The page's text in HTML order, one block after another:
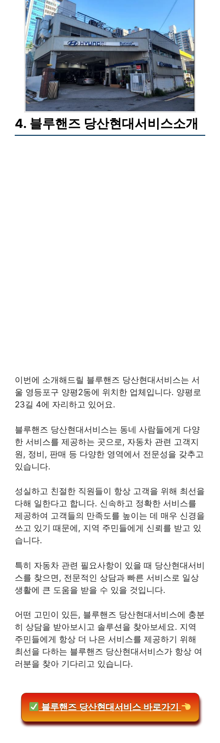
4. 블루핸즈 당산현대서비스소개
이번에 소개해드릴 블루핸즈 당산현대서비스는 서
울 영등포구 양평2동에 위치한 업체입니다. 양평로
23길 4에 자리하고 있어요.
블루핸즈 당산현대서비스는 동네 사람들에게 다양
한 서비스를 제공하는 곳으로, 자동차 관련 고객지
원, 정비, 판매 등 다양한 영역에서 전문성을 갖추고
있습니다.
성실하고 친절한 직원들이 항상 고객을 위해 최선을
다해 일한다고 합니다. 신속하고 정확한 서비스를
제공하여 고객들의 만족도를 높이는 데 매우 신경을
쓰고 있기 때문에, 지역 주민들에게 신뢰를 받고 있
습니다.
특히 자동차 관련 필요사항이 있을 때 당산현대서비
스를 찾으면, 전문적인 상담과 빠른 서비스로 일상
생활에 큰 도움을 받을 수 있을 것입니다.
어떤 고민이 있든, 블루핸즈 당산현대서비스에 충분
히 상담을 받아보시고 솔루션을 찾아보세요. 지역
주민들에게 항상 더 나은 서비스를 제공하기 위해
최선을 다하는 블루핸즈 당산현대서비스가 항상 여
러분을 찾아 기다리고 있습니다.
블루핸즈 당산현대서비스 바로가기